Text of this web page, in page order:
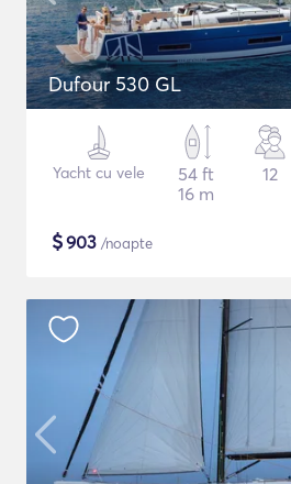
Dufour 530 GL
Yacht cu vele
54 ft
16 m
12
$903 /noapte